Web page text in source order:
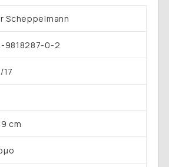
Scheppelmann
9818287-0-2
cm